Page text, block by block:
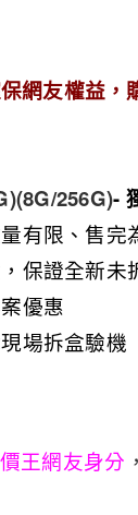
網友權益，
256G)​-
有限、售完
保證全新未
優惠
場拆盒驗機
王網友身分 ，